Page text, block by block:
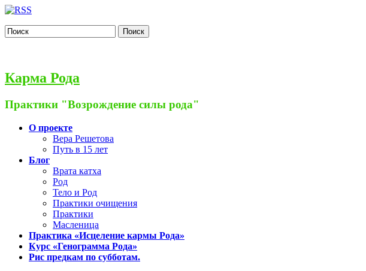
Поиск
Карма Рода
Практики "Возрождение силы рода"
О проекте
Вера Решетова
Путь в 15 лет
Блог
Врата катха
Род
Тело и Род
Практики очищения
Практики
Масленица
Практика «Исцеление кармы Рода»
Курс «Генограмма Рода»
Рис предкам по субботам.